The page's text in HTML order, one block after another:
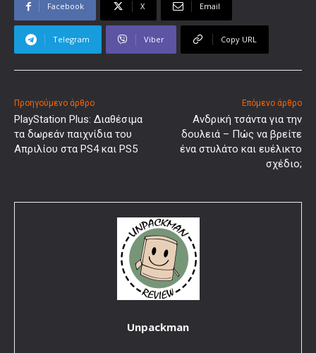
Facebook X Email
Telegram Viber Copy URL
Προηγούμενο άρθρο
PlayStation Plus: Διαθέσιμα
τα δωρεάν παιχνίδια του
Απριλίου στα PS4 και PS5
Επόμενο άρθρο
Ανδρική τσάντα για την
δουλειά – Πώς να βρείτε
ένα στυλάτο και ευέλικτο
σχέδιο;
Unpackman